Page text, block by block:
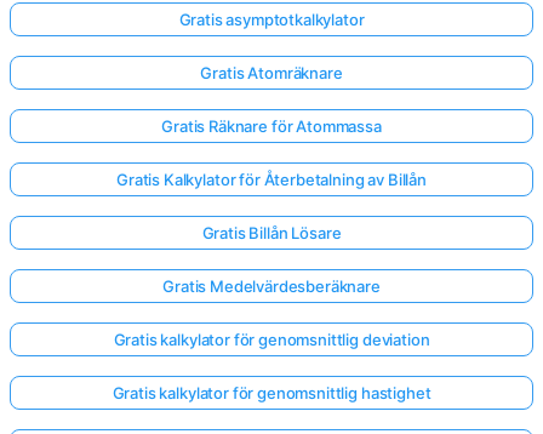
Gratis asymptotkalkylator
Gratis Atomräknare
Gratis Räknare för Atommassa
Gratis Kalkylator för Återbetalning av Billån
Gratis Billån Lösare
Gratis Medelvärdesberäknare
Gratis kalkylator för genomsnittlig deviation
Gratis kalkylator för genomsnittlig hastighet